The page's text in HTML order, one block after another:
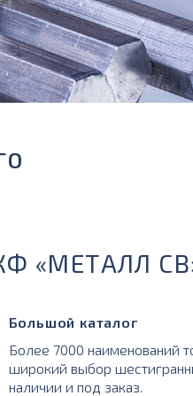
«МЕТАЛЛ
Большой каталог
Более 7000 наименований
широкий выбор
наличии и под заказ.